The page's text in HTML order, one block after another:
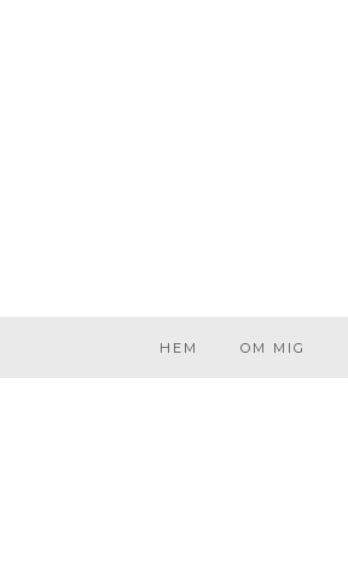
HEM OM MIG